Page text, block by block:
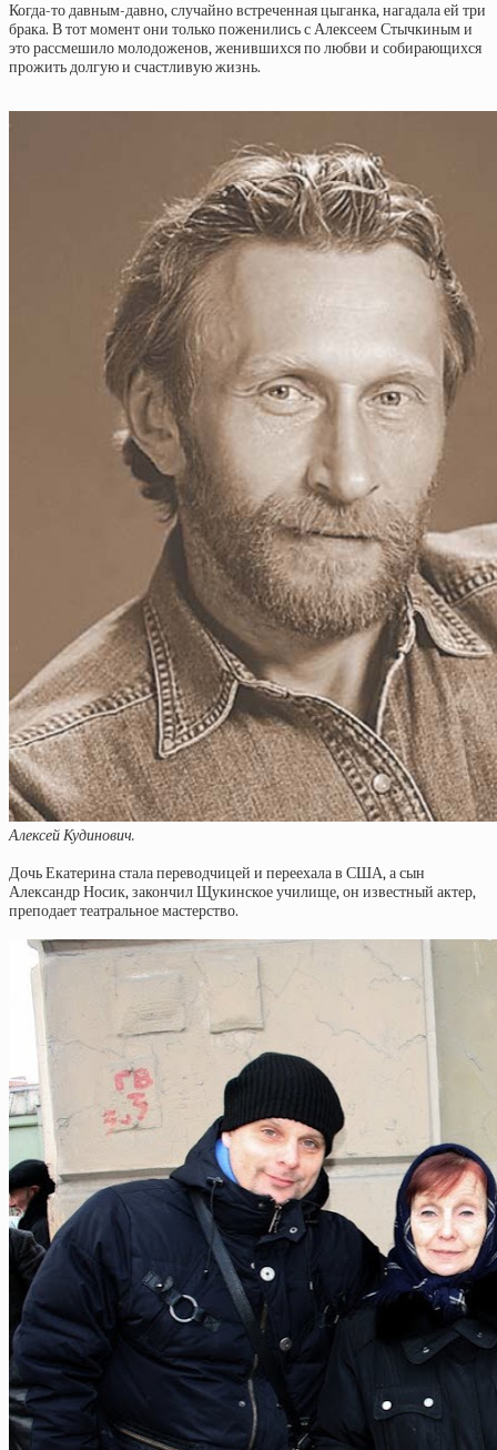
Когда-то давным-давно, случайно встреченная цыганка, нагадала ей три
брака. В тот момент они только поженились с Алексеем Стычкиным и
это рассмешило молодоженов, женившихся по любви и собирающихся
прожить долгую и счастливую жизнь.
Алексей Кудинович.
Дочь Екатерина стала переводчицей и переехала в США, а сын
Александр Носик, закончил Щукинское училище, он известный актер,
преподает театральное мастерство.